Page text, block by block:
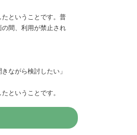
ということです。普
間、利用が禁止され
ながら検討したい」
ということです。